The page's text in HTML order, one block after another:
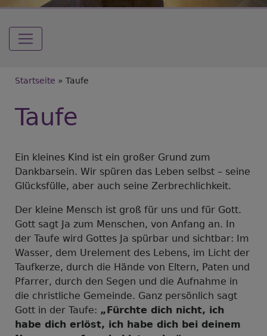
Hauptnavigation
Breadcrumb
Startseite Taufe
Taufe
Ein kleines Kind ist ein großer Grund zum
Dankbarsein. Wir spüren das Leben selbst – seine
Glücksfülle, aber auch seine Zerbrechlichkeit.
Der kleine Mensch ist groß für uns und für Gott.
Gott sagt Ja zum Menschen, von Anfang an. In
der Taufe wird Gottes Ja spürbar und sichtbar: Im
Wasser, dem Urelement des Lebens, im Licht der
Taufkerze, durch die Hände von Eltern, Paten und
Pfarrer, durch den Segen und die Aufnahme in
die christliche Gemeinde. Ganz persönlich sagt
Gott in der Taufe: „Fürchte dich nicht, ich
habe dich erlöst, ich habe dich bei deinem